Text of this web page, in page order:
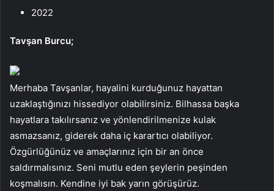
2022
Tavşan Burcu;
Merhaba Tavşanlar, hayalini kurduğunuz hayattan
uzaklaştığınızı hissediyor olabilirsiniz. Bilhassa başka
hayatlara takılırsanız ve yönlendirilmenize kulak
asmazsanız, giderek daha iç karartıcı olabiliyor.
Özgürlüğünüz ve amaçlarınız için bir an önce
saldırmalısınız. Seni mutlu eden şeylerin peşinden
koşmalısın. Kendine iyi bak yarın görüşürüz.